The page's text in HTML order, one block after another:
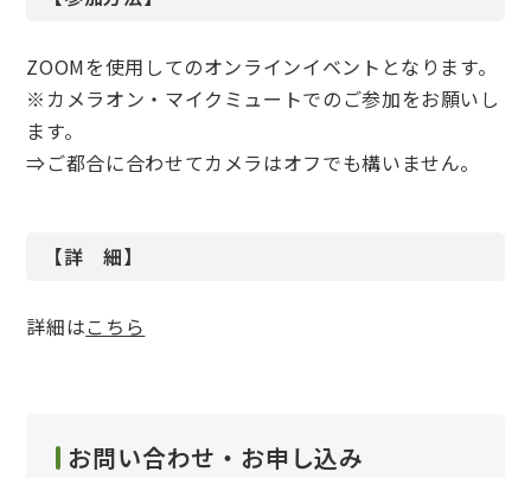
ZOOMを使用してのオンラインイベントとなります。
※カメラオン・マイクミュートでのご参加をお願いし
ます。
⇒ご都合に合わせてカメラはオフでも構いません。
【詳 細】
詳細はこちら
お問い合わせ・お申し込み